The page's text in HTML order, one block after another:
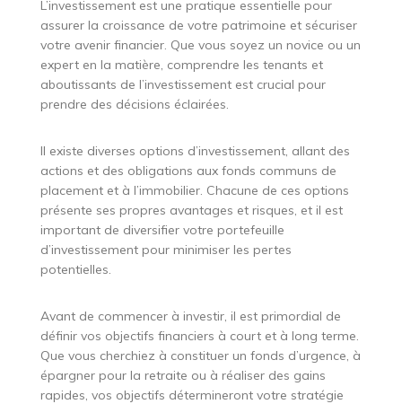
L’investissement est une pratique essentielle pour
assurer la croissance de votre patrimoine et sécuriser
votre avenir financier. Que vous soyez un novice ou un
expert en la matière, comprendre les tenants et
aboutissants de l’investissement est crucial pour
prendre des décisions éclairées.
Il existe diverses options d’investissement, allant des
actions et des obligations aux fonds communs de
placement et à l’immobilier. Chacune de ces options
présente ses propres avantages et risques, et il est
important de diversifier votre portefeuille
d’investissement pour minimiser les pertes
potentielles.
Avant de commencer à investir, il est primordial de
définir vos objectifs financiers à court et à long terme.
Que vous cherchiez à constituer un fonds d’urgence, à
épargner pour la retraite ou à réaliser des gains
rapides, vos objectifs détermineront votre stratégie